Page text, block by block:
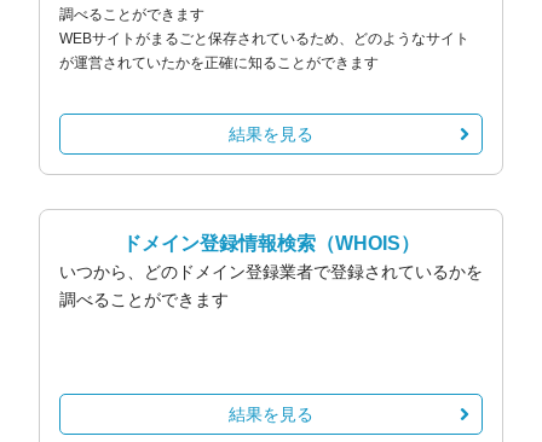
調べることができます
WEBサイトがまるごと保存されているため、どのようなサイト
が運営されていたかを正確に知ることができます
結果を見る
ドメイン登録情報検索 （WHOIS）
いつから、どのドメイン登録業者で登録されているかを
調べることができます
結果を見る